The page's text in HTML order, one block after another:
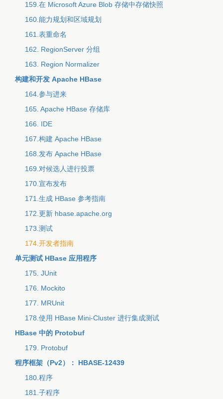
159.在 Microsoft Azure Blob 存储中存储快照
160.能力规划和区域规划
161.表重命名
162. RegionServer 分组
163. Region Normalizer
构建和开发 Apache HBase
164.参与进来
165. Apache HBase 存储库
166. IDE
167.构建 Apache HBase
168.发布 Apache HBase
169.对候选人进行投票
170.宣布发布
171.生成 HBase 参考指南
172.更新 hbase.apache.org
173.测试
174.开发者指南
单元测试 HBase 应用程序
175. JUnit
176. Mockito
177. MRUnit
178.使用 HBase Mini-Cluster 进行集成测试
HBase 中的 Protobuf
179. Protobuf
程序框架（Pv2）： HBASE-12439
180.程序
181.子程序